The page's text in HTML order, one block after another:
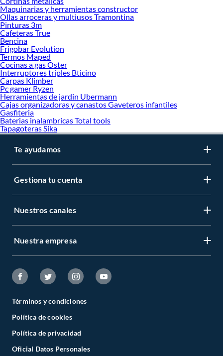
Maquinarias y herramientas constructor
Ollas arroceras y multiusos Tramontina
Pinturas 3m
Cafeteras True
Bencina
Frigobar Evolution
Termos Maped
Cocinas a gas Oster
Interruptores triples Bticino
Carpas Klimber
Pc gamer Ryzen
Herramientas de jardin Ubermann
Cajas organizadoras y canastos Gaveteros infantiles
Gasfiteria
Baterias inalambricas Total tools
Tapagoteras Sika
Te ayudamos
Gestiona tu cuenta
Nuestros canales
Nuestra empresa
Términos y condiciones
Política de cookies
Política de privacidad
Oficial Datos Personales